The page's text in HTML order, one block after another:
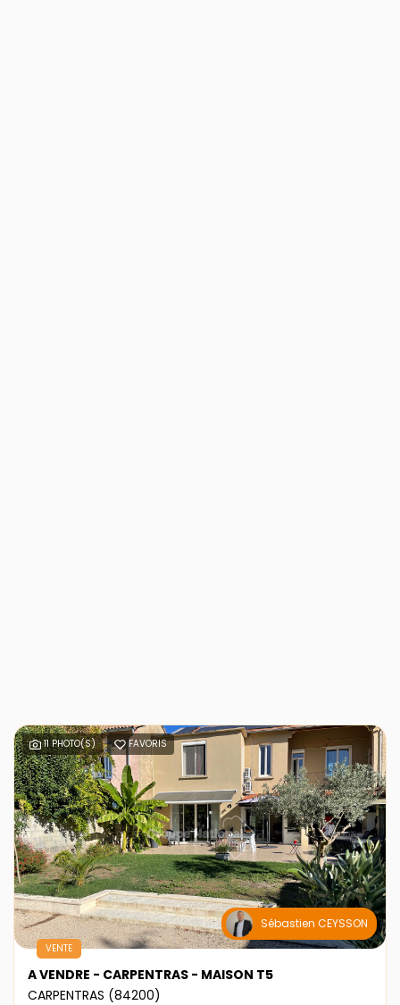
11 PHOTO(S) FAVORIS
Sébastien CEYSSON
VENTE
A VENDRE - CARPENTRAS - MAISON T5
CARPENTRAS (84200)